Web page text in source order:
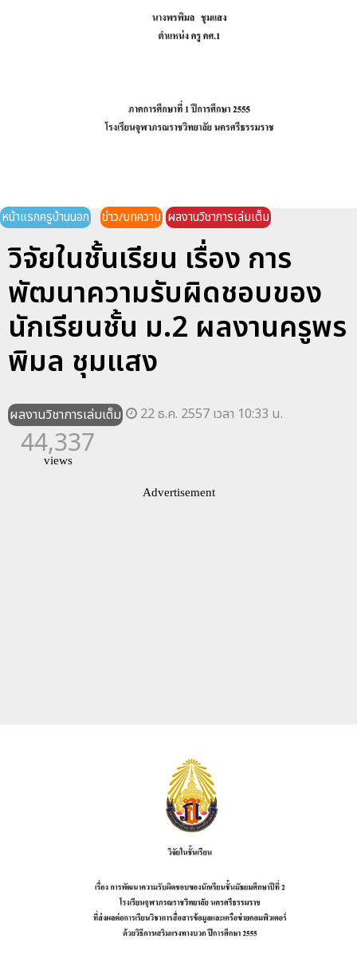
หน้าแรกครูบ้านนอก ข่าว/บทความ ผลงานวิชาการเล่มเต็ม
วิจัยในชั้นเรียน เรื่อง การ
พัฒนาความรับผิดชอบของ
นักเรียนชั้น ม.2 ผลงานครูพร
พิมล ชุมแสง
ผลงานวิชาการเล่มเต็ม 22 ธ.ค. 2557 เวลา 10:33 น.
44,337
views
Advertisement